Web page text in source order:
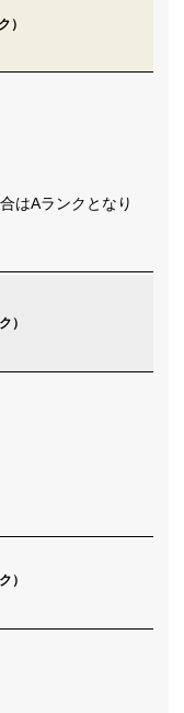
）
はAランクとなり
）
）